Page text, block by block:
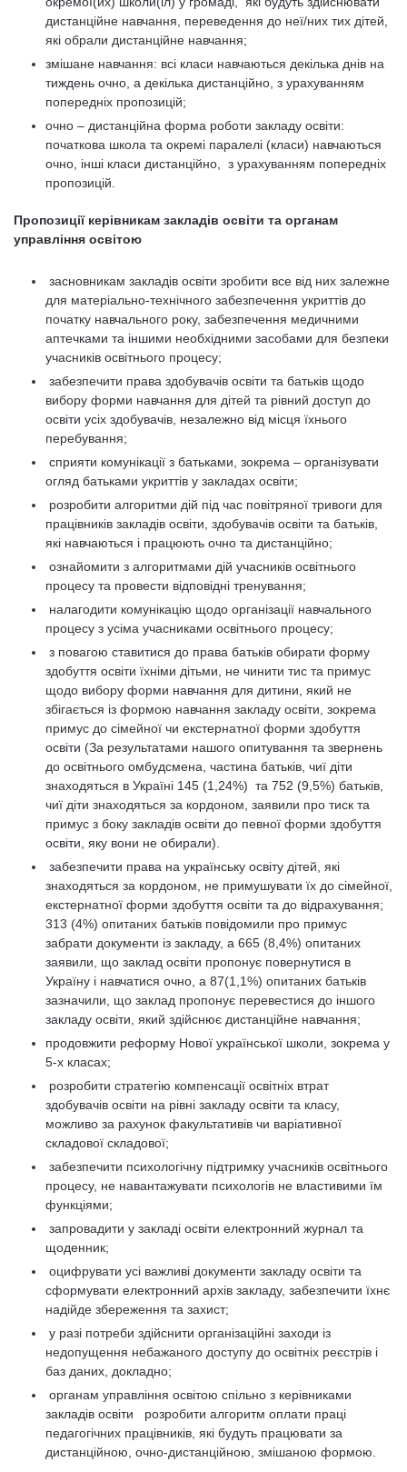
дистанційне навчання, переведення до неї/них тих дітей,
які обрали дистанційне навчання;
змішане навчання: всі класи навчаються декілька днів на
тиждень очно, а декілька дистанційно, з урахуванням
попередніх пропозицій;
очно – дистанційна форма роботи закладу освіти:
початкова школа та окремі паралелі (класи) навчаються
очно, інші класи дистанційно, з урахуванням попередніх
пропозицій.
Пропозиції керівникам закладів освіти та органам
управління освітою
засновникам закладів освіти зробити все від них залежне
для матеріально-технічного забезпечення укриттів до
початку навчального року, забезпечення медичними
аптечками та іншими необхідними засобами для безпеки
учасників освітнього процесу;
забезпечити права здобувачів освіти та батьків щодо
вибору форми навчання для дітей та рівний доступ до
освіти усіх здобувачів, незалежно від місця їхнього
перебування;
сприяти комунікації з батьками, зокрема – організувати
огляд батьками укриттів у закладах освіти;
розробити алгоритми дій під час повітряної тривоги для
працівників закладів освіти, здобувачів освіти та батьків,
які навчаються і працюють очно та дистанційно;
ознайомити з алгоритмами дій учасників освітнього
процесу та провести відповідні тренування;
налагодити комунікацію щодо організації навчального
процесу з усіма учасниками освітнього процесу;
з повагою ставитися до права батьків обирати форму
здобуття освіти їхніми дітьми, не чинити тис та примус
щодо вибору форми навчання для дитини, який не
збігається із формою навчання закладу освіти, зокрема
примус до сімейної чи екстернатної форми здобуття
освіти (За результатами нашого опитування та звернень
до освітнього омбудсмена, частина батьків, чиї діти
знаходяться в Україні 145 (1,24%) та 752 (9,5%) батьків,
чиї діти знаходяться за кордоном, заявили про тиск та
примус з боку закладів освіти до певної форми здобуття
освіти, яку вони не обирали).
забезпечити права на українську освіту дітей, які
знаходяться за кордоном, не примушувати їх до сімейної,
екстернатної форми здобуття освіти та до відрахування;
313 (4%) опитаних батьків повідомили про примус
забрати документи із закладу, а 665 (8,4%) опитаних
заявили, що заклад освіти пропонує повернутися в
Україну і навчатися очно, а 87(1,1%) опитаних батьків
зазначили, що заклад пропонує перевестися до іншого
закладу освіти, який здійснює дистанційне навчання;
продовжити реформу Нової української школи, зокрема у
5-х класах;
розробити стратегію компенсації освітніх втрат
здобувачів освіти на рівні закладу освіти та класу,
можливо за рахунок факультативів чи варіативної
складової складової;
забезпечити психологічну підтримку учасників освітнього
процесу, не навантажувати психологів не властивими їм
функціями;
запровадити у закладі освіти електронний журнал та
щоденник;
оцифрувати усі важливі документи закладу освіти та
сформувати електронний архів закладу, забезпечити їхнє
надійде збереження та захист;
у разі потреби здійснити організаційні заходи із
недопущення небажаного доступу до освітніх реєстрів і
баз даних, докладно;
органам управління освітою спільно з керівниками
закладів освіти розробити алгоритм оплати праці
педагогічних працівників, які будуть працювати за
дистанційною, очно-дистанційною, змішаною формою.